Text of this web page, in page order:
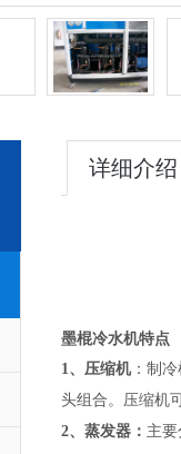
详细介绍
墨棍冷水机特点
1、压缩机：制
头组合。压缩机
2、蒸发器： 主要